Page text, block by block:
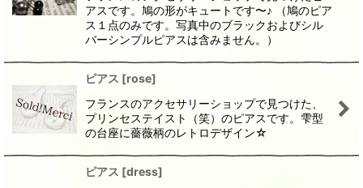
アスです。鳩の形がキュートです〜♪ （鳩のピア
ス１点のみです。写真中のブラックおよびシル
バーシンプルピアスは含みません。）
ピアス [rose]
フランスのアクセサリーショップで見つけた、
プリンセステイスト（笑）のピアスです。雫型
の台座に薔薇柄のレトロデザイン☆
ピアス [dress]